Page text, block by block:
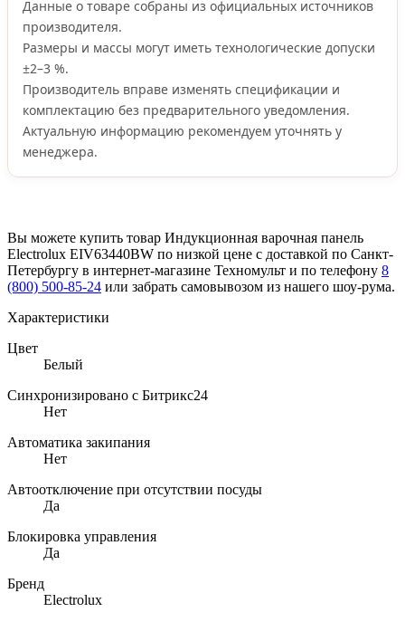
Данные о товаре собраны из официальных источников
производителя.
Размеры и массы могут иметь технологические допуски
±2–3 %.
Производитель вправе изменять спецификации и
комплектацию без предварительного уведомления.
Актуальную информацию рекомендуем уточнять у
менеджера.
Вы можете купить товар Индукционная варочная панель
Electrolux EIV63440BW по низкой цене с доставкой по Санкт-
Петербургу в интернет-магазине Техномульт и по телефону 8
(800) 500-85-24 или забрать самовывозом из нашего шоу-рума.
Характеристики
Цвет
Белый
Синхронизировано с Битрикс24
Нет
Автоматика закипания
Нет
Автоотключение при отсутствии посуды
Да
Блокировка управления
Да
Бренд
Electrolux